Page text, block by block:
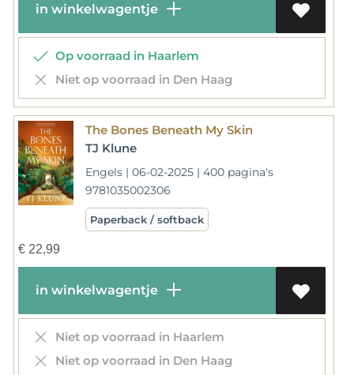
in winkelwagentje
Op voorraad in Haarlem
Niet op voorraad in Den Haag
The Bones Beneath My Skin
TJ Klune
Engels | 06-02-2025 | 400 pagina's
9781035002306
Paperback / softback
€22,99
in winkelwagentje
Niet op voorraad in Haarlem
Niet op voorraad in Den Haag